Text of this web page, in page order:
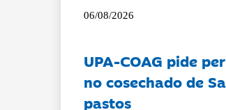
06/08/2026
UPA-COAG pide
no cosechado de
pastos